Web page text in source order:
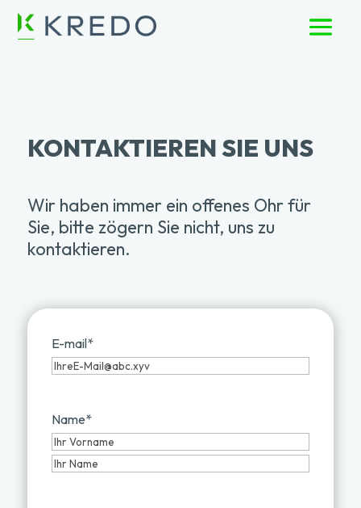
KONTAKTIEREN SIE UNS
Wir haben immer ein offenes Ohr für
Sie, bitte zögern Sie nicht, uns zu
kontaktieren.
E-mail*
Name*
Vorname